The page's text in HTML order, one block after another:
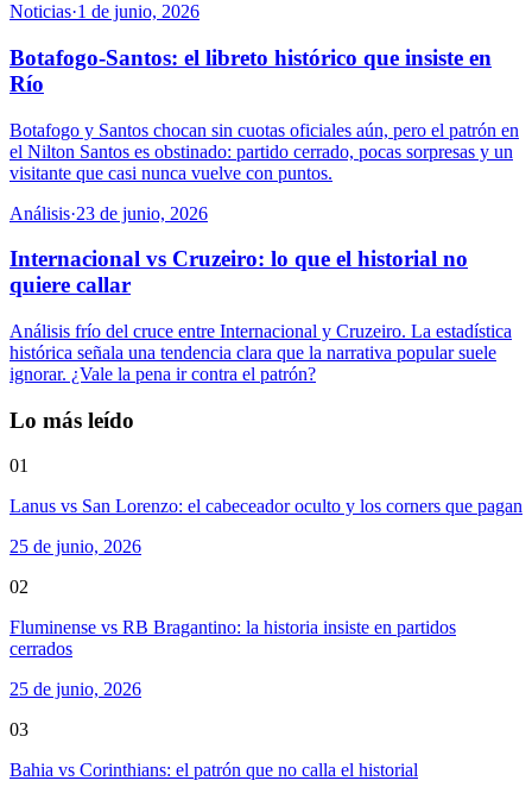
Noticias·1 de junio, 2026
Botafogo-Santos: el libreto histórico que insiste en
Río
Botafogo y Santos chocan sin cuotas oficiales aún, pero el patrón en
el Nilton Santos es obstinado: partido cerrado, pocas sorpresas y un
visitante que casi nunca vuelve con puntos.
Análisis·23 de junio, 2026
Internacional vs Cruzeiro: lo que el historial no
quiere callar
Análisis frío del cruce entre Internacional y Cruzeiro. La estadística
histórica señala una tendencia clara que la narrativa popular suele
ignorar. ¿Vale la pena ir contra el patrón?
Lo más leído
01
Lanus vs San Lorenzo: el cabeceador oculto y los corners que pagan
25 de junio, 2026
02
Fluminense vs RB Bragantino: la historia insiste en partidos
cerrados
25 de junio, 2026
03
Bahia vs Corinthians: el patrón que no calla el historial